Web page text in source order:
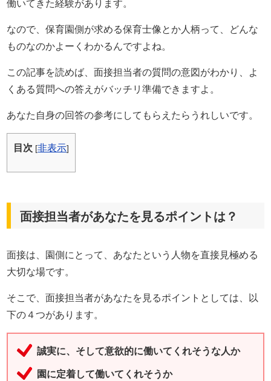
働いてきた経験があります。
なので、保育園側が求める保育士像とか人柄って、どんな
ものなのかよーくわかるんですよね。
この記事を読めば、面接担当者の質問の意図がわかり、よ
くある質問への答えがバッチリ準備できますよ。
あなた自身の回答の参考にしてもらえたらうれしいです。
目次 [非表示]
面接担当者があなたを見るポイントは？
面接は、園側にとって、あなたという人物を直接見極める
大切な場です。
そこで、面接担当者があなたを見るポイントとしては、以
下の４つがあります。
誠実に、そして意欲的に働いてくれそうな人か
園に定着して働いてくれそうか